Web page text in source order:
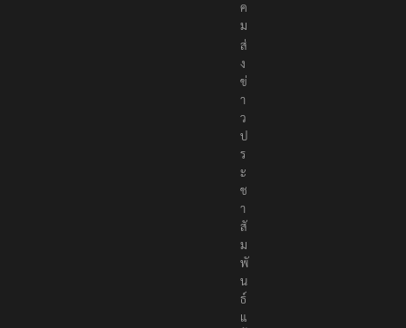
สั
ง
ค
ม
ส่
ง
ข่
า
ว
ป
ร
ะ
ช
า
สั
ม
พั
น